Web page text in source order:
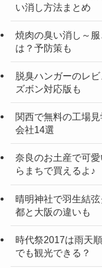
い消し方法まとめ
焼肉の臭い消し～
は？予防策も
脱臭ハンガーのレ
ズボン対応版も
関西で無料の工場
会社14選
奈良のお土産で可
らまちで買えるよ♪
晴明神社で羽生結
都と大阪の違いも
時代祭2017は雨天
でも観光できる？